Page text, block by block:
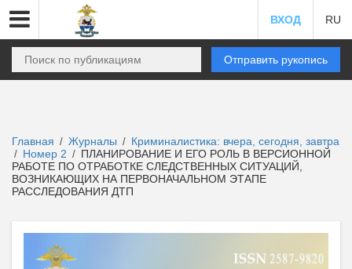
ВХОД RU
Отправить рукопись
Главная / Журналы / Криминалистика: вчера, сегодня, завтра
/ Номер 2 / ПЛАНИРОВАНИЕ И ЕГО РОЛЬ В ВЕРСИОННОЙ
РАБОТЕ ПО ОТРАБОТКЕ СЛЕДСТВЕННЫХ СИТУАЦИЙ,
ВОЗНИКАЮЩИХ НА ПЕРВОНАЧАЛЬНОМ ЭТАПЕ
РАССЛЕДОВАНИЯ ДТП